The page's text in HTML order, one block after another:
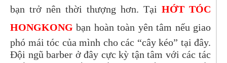
bạn trở nên thời thượng hơn. Tại HỚT TÓC
HONGKONG bạn hoàn toàn yên tâm nếu giao
phó mái tóc của mình cho các “cây kéo” tại đây.
Đội ngũ barber ở đây cực kỳ tận tâm với các tác